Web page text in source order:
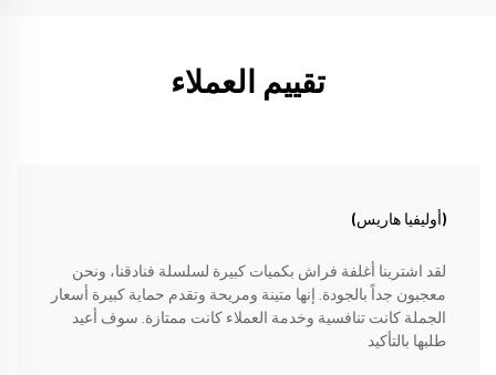
تقييم العملاء
(أوليفيا هاريس)
لقد اشترينا أغلفة فراش بكميات كبيرة لسلسلة فنادقنا، ونحن
معجبون جداً بالجودة. إنها متينة ومريحة وتقدم حماية كبيرة أسعار
الجملة كانت تنافسية وخدمة العملاء كانت ممتازة. سوف أعيد
طلبها بالتأكيد